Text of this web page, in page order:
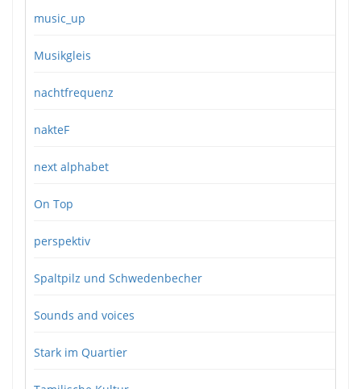
music_up
Musikgleis
nachtfrequenz
nakteF
next alphabet
On Top
perspektiv
Spaltpilz und Schwedenbecher
Sounds and voices
Stark im Quartier